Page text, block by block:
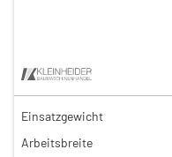
312,00 €
212,00 €
Einsatzgewicht
Arbeitsbreite